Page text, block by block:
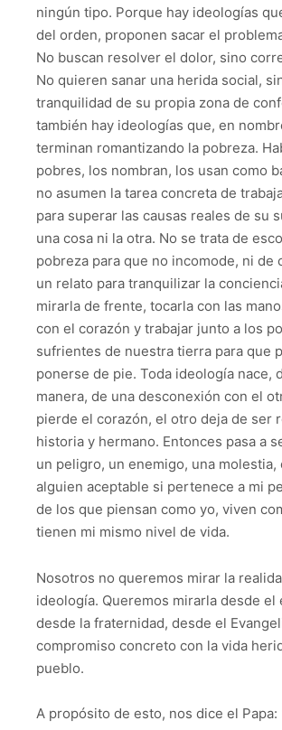
ningún tipo. Porque hay ideologías
del orden, proponen sacar el
No buscan resolver el dolor, sino
No quieren sanar una herida social,
tranquilidad de su propia zona de
también hay ideologías que, en
terminan romantizando la pobreza.
pobres, los nombran, los usan como
no asumen la tarea concreta de
para superar las causas reales de su
una cosa ni la otra. No se trata de
pobreza para que no incomode, ni de
un relato para tranquilizar la
mirarla de frente, tocarla con las
con el corazón y trabajar junto a los
sufrientes de nuestra tierra para que
ponerse de pie. Toda ideología nace,
manera, de una desconexión con el
pierde el corazón, el otro deja de ser
historia y hermano. Entonces pasa a
un peligro, un enemigo, una molestia,
alguien aceptable si pertenece a mi
de los que piensan como yo, viven
tienen mi mismo nivel de vida.
Nosotros no queremos mirar la
ideología. Queremos mirarla desde el
desde la fraternidad, desde el
compromiso concreto con la vida
pueblo.
A propósito de esto, nos dice el Papa: